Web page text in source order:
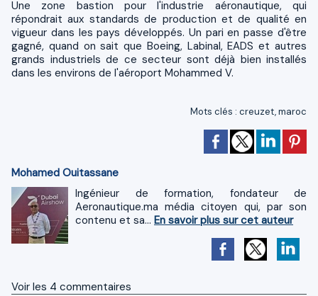
Une zone bastion pour l'industrie aéronautique, qui
répondrait aux standards de production et de qualité en
vigueur dans les pays développés. Un pari en passe d'être
gagné, quand on sait que Boeing, Labinal, EADS et autres
grands industriels de ce secteur sont déjà bien installés
dans les environs de l'aéroport Mohammed V.
Mots clés : creuzet,maroc
Mohamed Ouitassane
Ingénieur de formation, fondateur de
Aeronautique.ma média citoyen qui, par son
contenu et sa... En savoir plus sur cet auteur
Voir les 4 commentaires